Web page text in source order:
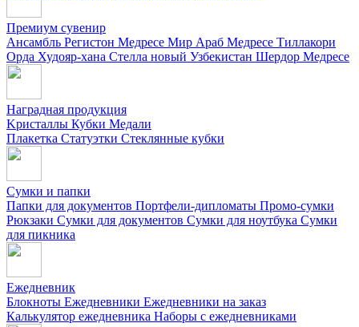
Премиум сувенир
Ансамбль Регистон Медресе Мир Араб Медресе Тиллакори
Орда Худояр-хана Стелла новый Узбекистан Шердор Медресе
Наградная продукция
Kристаллы Кубки Медали
Плакетка Статуэтки Стеклянные кубки
Сумки и папки
Папки для документов Портфели-дипломаты Промо-сумки
Рюкзаки Сумки для документов Сумки для ноутбука Сумки
для пикника
Ежедневник
Блокноты Ежедневники Ежедневники на заказ
Калькулятор ежедневника Наборы с ежедневниками